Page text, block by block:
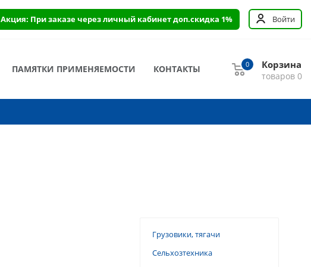
Акция: При заказе через личный кабинет доп.скидка 1% Войти
ПАМЯТКИ ПРИМЕНЯЕМОСТИ КОНТАКТЫ Корзина
товаров 0
0
Грузовики, тягачи
Сельхозтехника